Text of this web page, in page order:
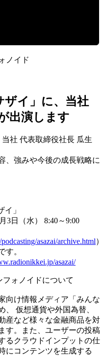
ノイド
イ」に、当社
出演します
社 代表取締役社長 瓜生
、強みや今後の成長戦略に
」
水） 8:40～9:00
asazai/archive.html）
す。
asazai/
ォノイドについて
向け情報メディア「みんな
、 仮想通貨や外国為替、
産など様々な金融商品を対
す。また、ユーザーの投稿
るクラウドインプットの仕
にコンテンツを生成する